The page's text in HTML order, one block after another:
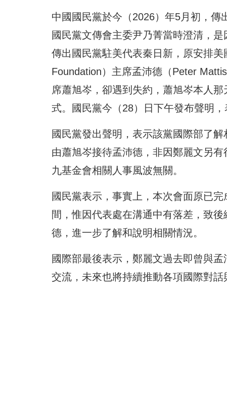
中國國民黨於今（2026）年5月初，傳
國民黨文傳會主委尹乃菁當時澄清，
傳出國民黨駐美代表秦日新，原安排
Foundation）主席孟沛德（Peter
席蕭旭岑，卻遇到失約，蕭旭岑本人
式。國民黨今（28）日下午發布聲明，
國民黨發出聲明，表示該黨國際部了
由蕭旭岑接待孟沛德，非因鄭麗文另
九基金會相關人事風波無關。
國民黨表示，事實上，本次會面原已
間，惟因代表處在溝通中有落差，致
德，進一步了解和說明相關情況。
國際部最後表示，鄭麗文過去即曾與
交流，未來也將持續推動各項國際對話